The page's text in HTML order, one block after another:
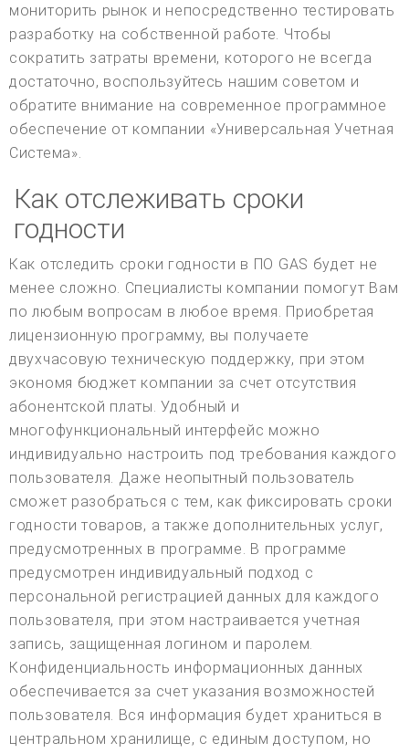
мониторить рынок и непосредственно тестировать
разработку на собственной работе. Чтобы
сократить затраты времени, которого не всегда
достаточно, воспользуйтесь нашим советом и
обратите внимание на современное программное
обеспечение от компании «Универсальная Учетная
Система».
Как отслеживать сроки
годности
Как отследить сроки годности в ПО GAS будет не
менее сложно. Специалисты компании помогут Вам
по любым вопросам в любое время. Приобретая
лицензионную программу, вы получаете
двухчасовую техническую поддержку, при этом
экономя бюджет компании за счет отсутствия
абонентской платы. Удобный и
многофункциональный интерфейс можно
индивидуально настроить под требования каждого
пользователя. Даже неопытный пользователь
сможет разобраться с тем, как фиксировать сроки
годности товаров, а также дополнительных услуг,
предусмотренных в программе. В программе
предусмотрен индивидуальный подход с
персональной регистрацией данных для каждого
пользователя, при этом настраивается учетная
запись, защищенная логином и паролем.
Конфиденциальность информационных данных
обеспечивается за счет указания возможностей
пользователя. Вся информация будет храниться в
центральном хранилище, с единым доступом, но